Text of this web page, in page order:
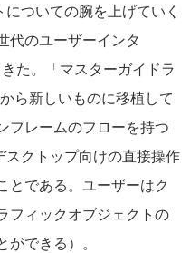
ついての腕を上げていく
代のユーザーインタ
た。「マスターガイドラ
ら新しいものに移植して
フレームのフローを持つ
スクトップ向けの直接操作
とである。ユーザーはク
フィックオブジェクトの
できる）。